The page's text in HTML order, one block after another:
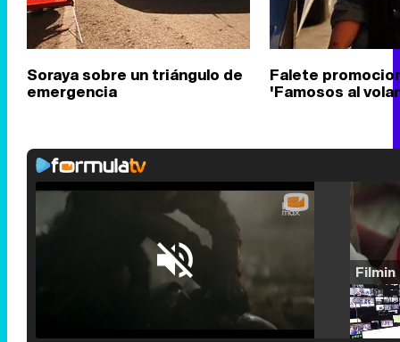
Soraya sobre un triángulo de
emergencia
Falete
'Famosos al